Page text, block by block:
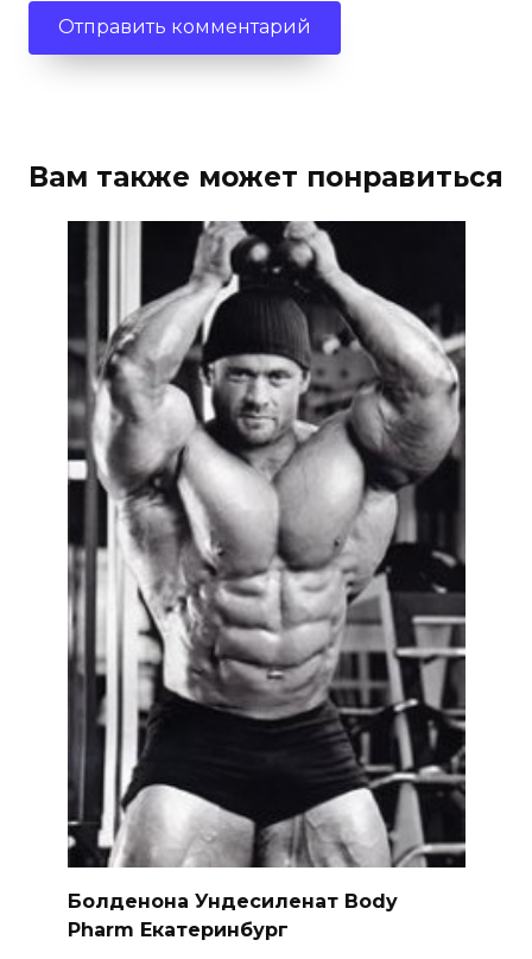
Вам также может понравиться
Болденона Ундесиленат Body
Pharm Екатеринбург